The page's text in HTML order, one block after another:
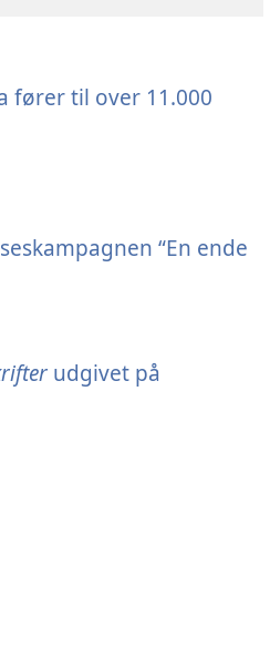
fører til over 11.000
“En ende
udgivet på